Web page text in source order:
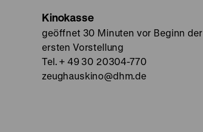
Kinokasse
geöffnet 30 Minuten vor Beginn der
ersten Vorstellung
Tel. + 49 30 20304-770
zeughauskino@dhm.de